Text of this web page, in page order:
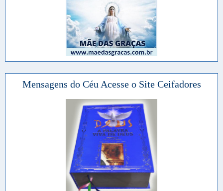
Mensagens do Céu Acesse o Site Ceifadores